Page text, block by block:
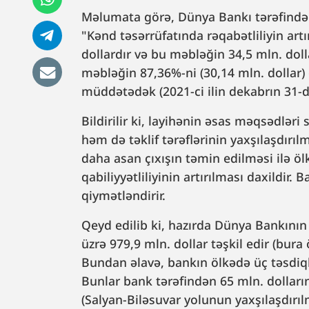
Məlumata görə, Dünya Bankı
"Kənd təsərrüfatında rəqabətliliyin
dollardır və bu məbləğin 34,5 mln.
məbləğin 87,36%-ni (30,14 mln.
müddətədək (2021-ci ilin dekabrın
Bildirilir ki, layihənin əsas məqsədləri
həm də təklif tərəflərinin
daha asan çıxışın təmin edilməsi ilə
qabiliyyətliliyinin artırılması daxildir.
qiymətləndirir.
Qeyd edilib ki, hazırda Dünya
üzrə 979,9 mln. dollar təşkil edir
Bundan əlavə, bankın ölkədə üç
Bunlar bank tərəfindən 65 mln.
(Salyan-Biləsuvar yolunun